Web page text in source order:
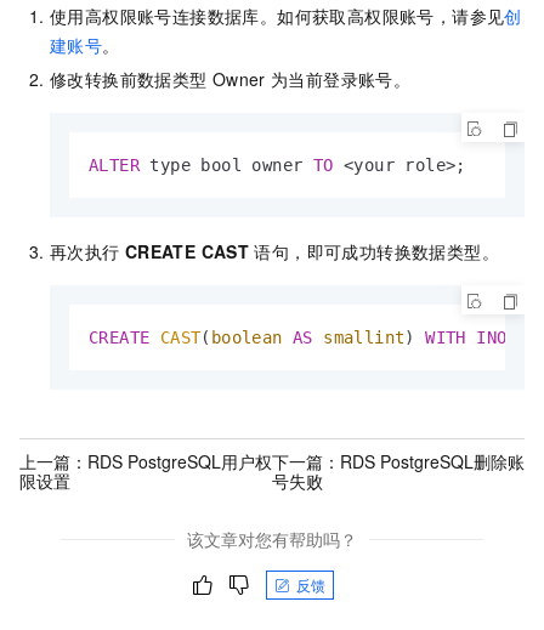
使用高权限账号连接数据库。如何获取高权限账号，请参见创
建账号。
修改转换前数据类型 Owner 为当前登录账号。
ALTER type bool owner TO <your role>;
再次执行 CREATE CAST 语句，即可成功转换数据类型。
CREATE CAST( boolean AS smallint) WITH INOUT
上一篇： RDS PostgreSQL用户权
限设置
下一篇： RDS PostgreSQL删除账
号失败
该文章对您有帮助吗？
反馈